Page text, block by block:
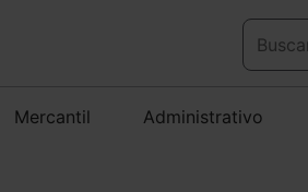
Mercantil Administrativo